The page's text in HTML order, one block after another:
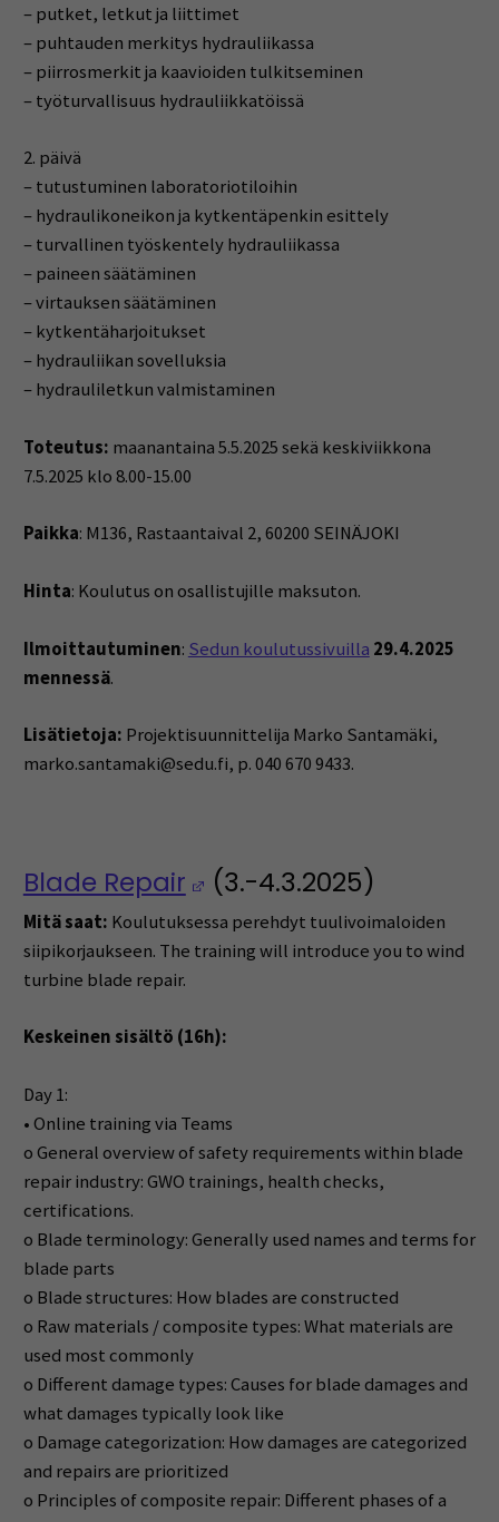
– putket, letkut ja liittimet
– puhtauden merkitys hydrauliikassa
– piirrosmerkit ja kaavioiden tulkitseminen
– työturvallisuus hydrauliikkatöissä
2. päivä
– tutustuminen laboratoriotiloihin
– hydraulikoneikon ja kytkentäpenkin esittely
– turvallinen työskentely hydrauliikassa
– paineen säätäminen
– virtauksen säätäminen
– kytkentäharjoitukset
– hydrauliikan sovelluksia
– hydrauliletkun valmistaminen
Toteutus: maanantaina 5.5.2025 sekä keskiviikkona
7.5.2025 klo 8.00-15.00
Paikka: M136, Rastaantaival 2, 60200 SEINÄJOKI
Hinta: Koulutus on osallistujille maksuton.
Ilmoittautuminen: Sedun koulutussivuilla 29.4.2025
mennessä.
Lisätietoja: Projektisuunnittelija Marko Santamäki,
marko.santamaki@sedu.fi, p. 040 670 9433.
Blade Repair (Opens in a new
(3.-4.3.2025)
Mitä saat: Koulutuksessa perehdyt tuulivoimaloiden
siipikorjaukseen. The training will introduce you to wind
turbine blade repair.
Keskeinen sisältö (16h):
Day 1:
• Online training via Teams
o General overview of safety requirements within blade
repair industry: GWO trainings, health checks,
certifications.
o Blade terminology: Generally used names and terms for
blade parts
o Blade structures: How blades are constructed
o Raw materials / composite types: What materials are
used most commonly
o Different damage types: Causes for blade damages and
what damages typically look like
o Damage categorization: How damages are categorized
and repairs are prioritized
o Principles of composite repair: Different phases of a